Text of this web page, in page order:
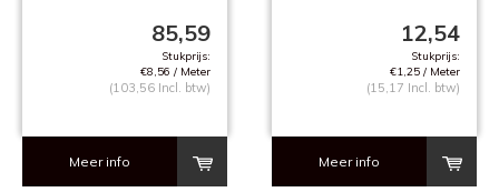
85,59
Stukprijs:
€8,56 / Meter
(103,56 Incl. btw)
Meer info
12,54
Stukprijs:
€1,25 / Meter
(15,17 Incl. btw)
Meer info